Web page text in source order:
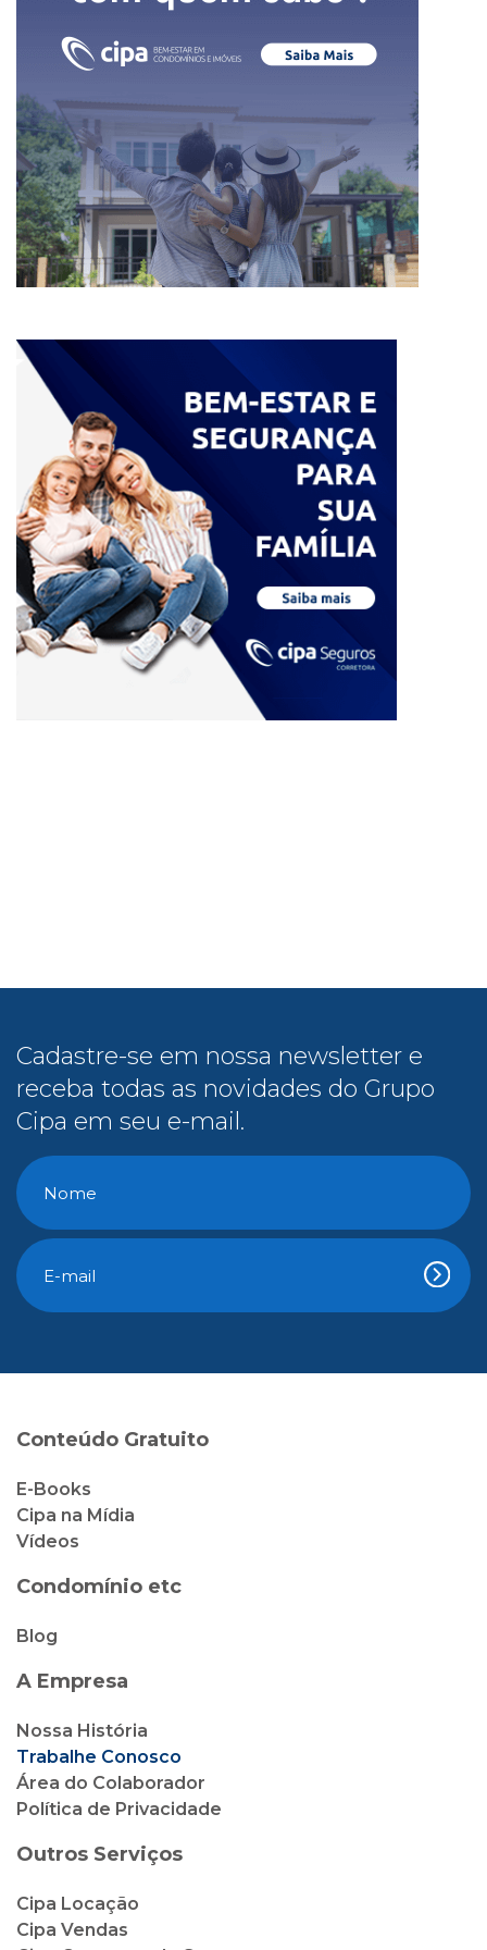
Cadastre-se em nossa newsletter e
receba todas as novidades do Grupo
Cipa em seu e-mail.
Conteúdo Gratuito
E-Books
Cipa na Mídia
Vídeos
Condomínio etc
Blog
A Empresa
Nossa História
Trabalhe Conosco
Área do Colaborador
Política de Privacidade
Outros Serviços
Cipa Locação
Cipa Vendas